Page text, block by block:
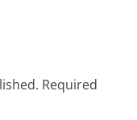
Required